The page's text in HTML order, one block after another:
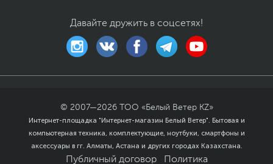
Давайте дружить в соцсетях!
© 2007—2026
ТОО «Белый Ветер KZ»
Интернет-площадка "Интернет-магазин Белый Ветер". Бытовая и
компьютерная техника, комплектующие, ноутбуки, смартфоны и
аксессуары в гг. Алматы, Астана и других городах Казахстана.
Публичный договор Политика